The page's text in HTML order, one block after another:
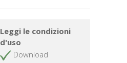
Leggi le condizioni
d'uso
Download